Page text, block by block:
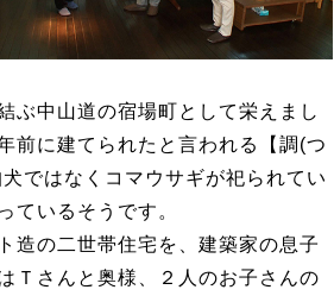
ぶ中山道の宿場町として栄えまし
前に建てられたと言われる【調(つ
ではなくコマウサギが祀られてい
ているそうです。
造の二世帯住宅を、建築家の息子
Ｔさんと奥様、２人のお子さんの